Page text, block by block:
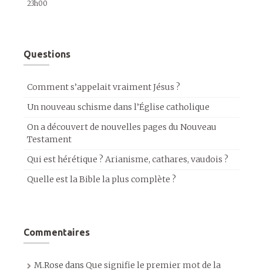
23h00
Questions
Comment s’appelait vraiment Jésus ?
Un nouveau schisme dans l’Église catholique
On a découvert de nouvelles pages du Nouveau
Testament
Qui est hérétique ? Arianisme, cathares, vaudois ?
Quelle est la Bible la plus complète ?
Commentaires
M.Rose dans Que signifie le premier mot de la